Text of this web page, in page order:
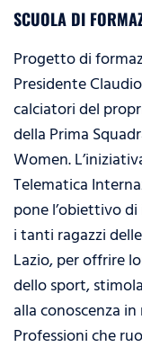
SCUOLA DI
Progetto di
Presidente
calciatori del
della Prima
Women.
Telematica
pone l’obiettivo
i tanti ragazzi
Lazio, per offrire
dello sport,
alla conoscenza
Professioni che